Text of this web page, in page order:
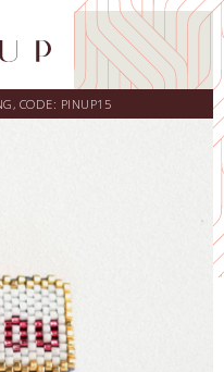
CODE: PINUP15